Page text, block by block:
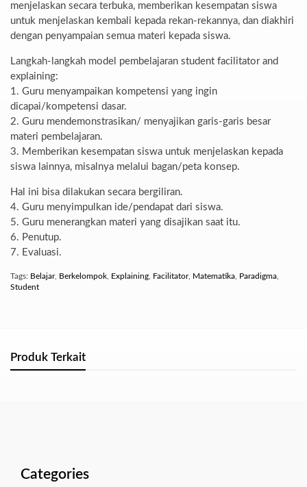
menjelaskan secara terbuka, memberikan kesempatan siswa
untuk menjelaskan kembali kepada rekan-rekannya, dan diakhiri
dengan penyampaian semua materi kepada siswa.
Langkah-langkah model pembelajaran student facilitator and
explaining:
1. Guru menyampaikan kompetensi yang ingin
dicapai/kompetensi dasar.
2. Guru mendemonstrasikan/ menyajikan garis-garis besar
materi pembelajaran.
3. Memberikan kesempatan siswa untuk menjelaskan kepada
siswa lainnya, misalnya melalui bagan/peta konsep.
Hal ini bisa dilakukan secara bergiliran.
4. Guru menyimpulkan ide/pendapat dari siswa.
5. Guru menerangkan materi yang disajikan saat itu.
6. Penutup.
7. Evaluasi.
Tags: Belajar, Berkelompok Explaining Facilitator, Matematika Paradigma
Student
Produk Terkait
Categories